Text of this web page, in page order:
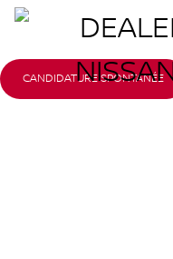
CANDIDATURE SPONTANÉE